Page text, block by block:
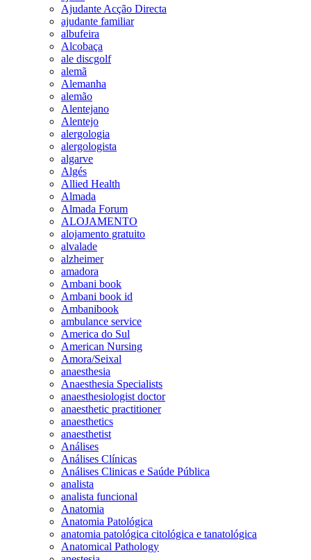
Ajudante Acção Directa
ajudante familiar
albufeira
Alcobaça
ale discgolf
alemã
Alemanha
alemão
Alentejano
Alentejo
alergologia
alergologista
algarve
Algés
Allied Health
Almada
Almada Forum
ALOJAMENTO
alojamento gratuito
alvalade
alzheimer
amadora
Ambani book
Ambani book id
Ambanibook
ambulance service
America do Sul
American Nursing
Amora/Seixal
anaesthesia
Anaesthesia Specialists
anaesthesiologist doctor
anaesthetic practitioner
anaesthetics
anaesthetist
Análises
Análises Clínicas
Análises Clinicas e Saúde Pública
analista
analista funcional
Anatomia
Anatomia Patológica
anatomia patológica citológica e tanatológica
Anatomical Pathology